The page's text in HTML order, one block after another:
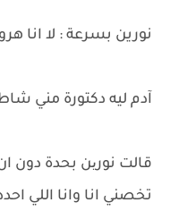
نورين بسرعة : لا انا
آدم ليه دكتورة مني
قالت نورین بحدة دون
تخصني انا وانا اللي